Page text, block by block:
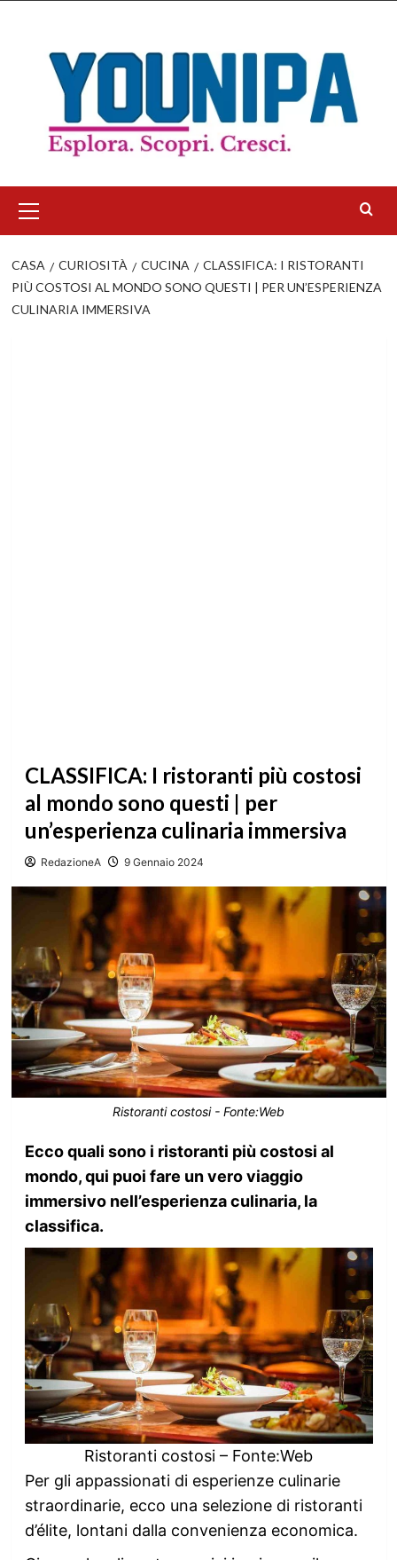
contenuto
principale
CASA CURIOSITÀ CUCINA
CLASSIFICA: I RISTORANTI
PIÙ COSTOSI AL MONDO SONO QUESTI | PER UN’ESPERIENZA
CULINARIA IMMERSIVA
CLASSIFICA: I ristoranti più costosi
al mondo sono questi | per
un’esperienza culinaria immersiva
RedazioneA 9 Gennaio 2024
Ristoranti costosi - Fonte:Web
Ecco quali sono i ristoranti più costosi al
mondo, qui puoi fare un vero viaggio
immersivo nell’esperienza culinaria, la
classifica.
Ristoranti costosi – Fonte:Web
Per gli appassionati di esperienze culinarie
straordinarie, ecco una selezione di ristoranti
d’élite, lontani dalla convenienza economica.